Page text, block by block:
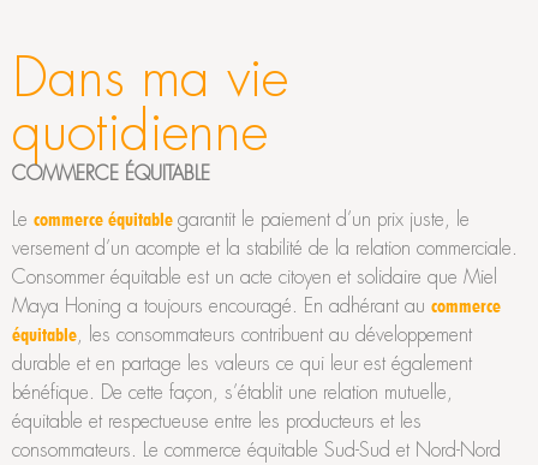
Dans ma vie
quotidienne
COMMERCE ÉQUITABLE
Le commerce équitable garantit le paiement d’un prix juste, le
versement d’un acompte et la stabilité de la relation commerciale.
Consommer équitable est un acte citoyen et solidaire que Miel
Maya Honing a toujours encouragé. En adhérant au commerce
équitable, les consommateurs contribuent au développement
durable et en partage les valeurs ce qui leur est également
bénéfique. De cette façon, s’établit une relation mutuelle,
équitable et respectueuse entre les producteurs et les
consommateurs. Le commerce équitable Sud-Sud et Nord-Nord